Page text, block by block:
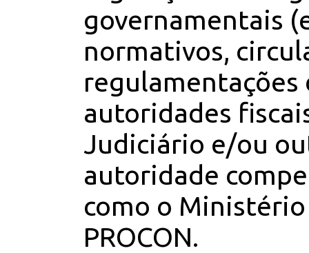
governamentais
normativos,
regulamentações
autoridades
Judiciário e/ou
autoridade
como o
PROCON.